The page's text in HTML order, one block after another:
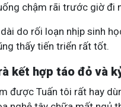
chậm rãi trước giờ đi
do rối loạn nhịp sinh
thấy tiến triển rất tốt.
kết hợp táo đỏ và
được Tuấn tôi rất hay